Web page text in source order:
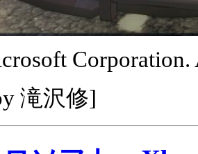
Corporation.
滝沢修]